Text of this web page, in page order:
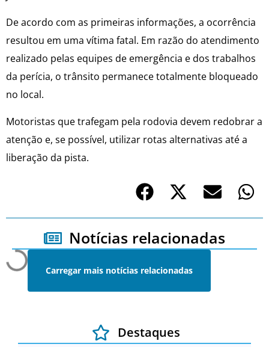
De acordo com as primeiras informações, a ocorrência
resultou em uma vítima fatal. Em razão do atendimento
realizado pelas equipes de emergência e dos trabalhos
da perícia, o trânsito permanece totalmente bloqueado
no local.
Motoristas que trafegam pela rodovia devem redobrar a
atenção e, se possível, utilizar rotas alternativas até a
liberação da pista.
Notícias relacionadas
Carregar mais notícias relacionadas
Destaques